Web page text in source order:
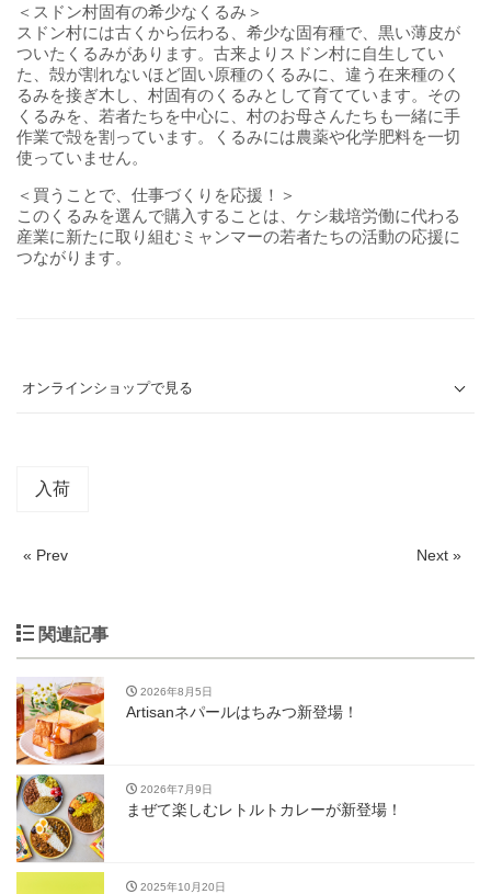
＜スドン村固有の希少なくるみ＞
スドン村には古くから伝わる、希少な固有種で、黒い薄皮が
ついたくるみがあります。古来よりスドン村に自生してい
た、殻が割れないほど固い原種のくるみに、違う在来種のく
るみを接ぎ木し、村固有のくるみとして育てています。その
くるみを、若者たちを中心に、村のお母さんたちも一緒に手
作業で殻を割っています。くるみには農薬や化学肥料を一切
使っていません。
＜買うことで、仕事づくりを応援！＞
このくるみを選んで購入することは、ケシ栽培労働に代わる
産業に新たに取り組むミャンマーの若者たちの活動の応援に
つながります。
オンラインショップで見る
入荷
« Prev Next »
関連記事
2026年8月5日
Artisanネパールはちみつ新登場！
2026年7月9日
まぜて楽しむレトルトカレーが新登場！
2025年10月20日